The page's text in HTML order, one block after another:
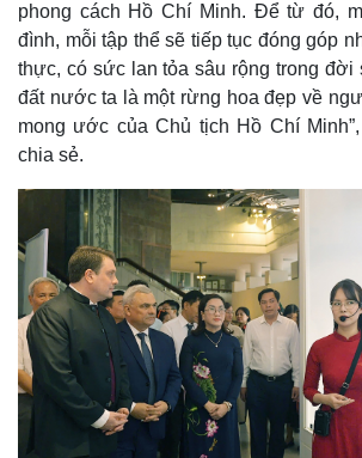
phong cách Hồ Chí Minh. Để từ đó,
đình, mỗi tập thể sẽ tiếp tục đóng góp
thực, có sức lan tỏa sâu rộng trong đời
đất nước ta là một rừng hoa đẹp về
mong ước của Chủ tịch Hồ Chí
chia sẻ.